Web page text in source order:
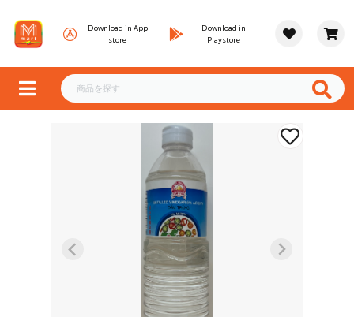
Download in App
store
Download in
Playstore